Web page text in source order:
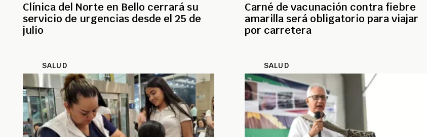
Clínica del Norte en Bello cerrará su
servicio de urgencias desde el 25 de
julio
Carné de vacunación contra fiebre
amarilla será obligatorio para viajar
por carretera
SALUD SALUD